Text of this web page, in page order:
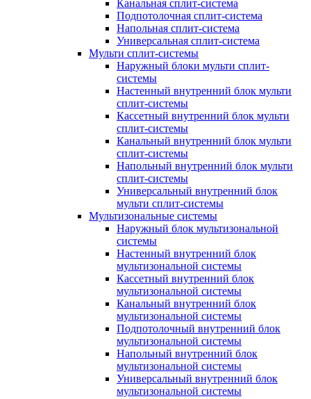
Канальная сплит-система
Подпотолочная сплит-система
Напольная сплит-система
Универсальная сплит-система
Мульти сплит-системы
Наружный блоки мульти сплит-
системы
Настенный внутренний блок мульти
сплит-системы
Кассетный внутренний блок мульти
сплит-системы
Канальный внутренний блок мульти
сплит-системы
Напольный внутренний блок мульти
сплит-системы
Универсальный внутренний блок
мульти сплит-системы
Мультизональные системы
Наружный блок мультизональной
системы
Настенный внутренний блок
мультизональной системы
Кассетный внутренний блок
мультизональной системы
Канальный внутренний блок
мультизональной системы
Подпотолочный внутренний блок
мультизональной системы
Напольный внутренний блок
мультизональной системы
Универсальный внутренний блок
мультизональной системы